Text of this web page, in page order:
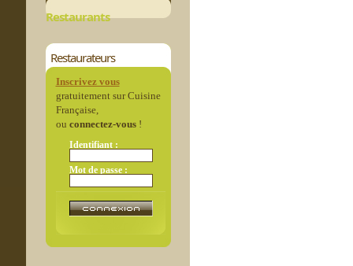
Restaurants
Restaurateurs
Inscrivez vous
gratuitement sur Cuisine
Française,
ou connectez-vous!
Identifiant :
Mot de passe :